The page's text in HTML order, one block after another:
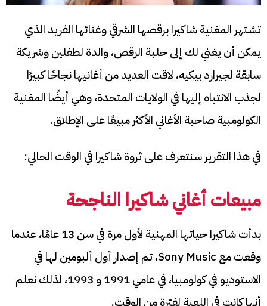
تشتهر المغنية شاكيرا برقصها الشرقي وغنائها الفريد الذي
يمكن أن يغني لك إلى حلبة الرقص، والدة لطفلين وشريكة
سابقة لجيرارد بيكيه، لاقت العديد من أغانيها نجاحًا كبيرًا
لجذب الانتباه إليها في الولايات المتحدة، وهي أيضًا المغنية
الكولومبية صاحبة الأغاني الأكثر مبيعًا على الإطلاق.
في هذا التقرير سنتعرف على ثروة شاكيرا في الوقت الحالي:
مبيعات أغاني شاكيرا الناجحة
بدأت شاكيرا حياتها المهنية لأول مرة في سن 13 عامًا، عندما
وقعت مع Sony Music،
تم إصدار أول ألبومين لها في
الاستوديو في كولومبيا، في عامي 1991 و 1993، لذلك نعلم
أنها كانت في اللعبة لفترة من الوقت.